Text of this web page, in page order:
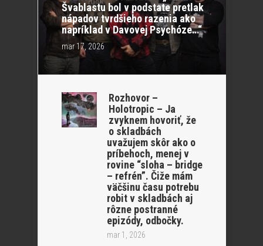
Švablastu bol v podstate pretlak
nápadov tvrdšieho razenia ako
napríklad v Davovej Psychóze…“
mar 17, 2026
Rozhovor –
Holotropic – Ja
zvyknem hovoriť, že
o skladbách
uvažujem skôr ako o
príbehoch, menej v
rovine “sloha – bridge
– refrén”. Čiže mám
väčšinu času potrebu
robit v skladbách aj
rôzne postranné
epizódy, odbočky.
mar 1, 2026